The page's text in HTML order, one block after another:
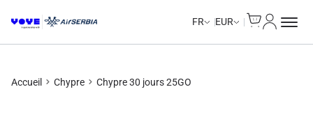
FR EUR
Accueil Chypre Chypre 30 jours 25GO